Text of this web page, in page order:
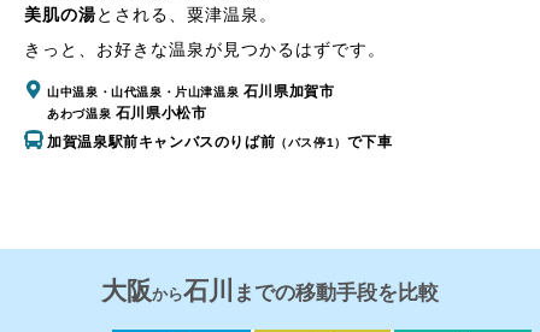
美肌の湯とされる、 粟津温泉 。
きっと、お好きな温泉が見つかるはずです。
山中温泉・山代温泉・片山津温泉 石川県加賀市
あわづ温泉 石川県小松市
加賀温泉駅前キャンバスのりば前 （バス停1） で下車
大阪から石川 までの移動手段を比較